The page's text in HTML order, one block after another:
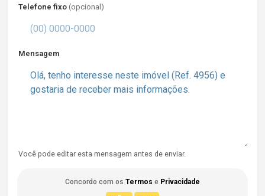
Telefone fixo (opcional)
Mensagem
Você pode editar esta mensagem antes de enviar.
Concordo com os Termos e Privacidade